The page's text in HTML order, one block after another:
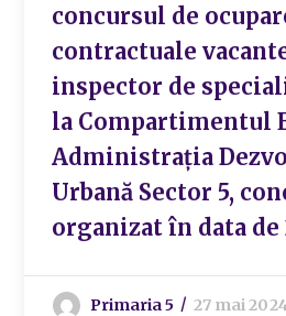
concursul de
contractuale
inspector de
la Compartimentul
Administrația
Urbană Sector 5,
organizat în data de
Primaria 5 27 mai